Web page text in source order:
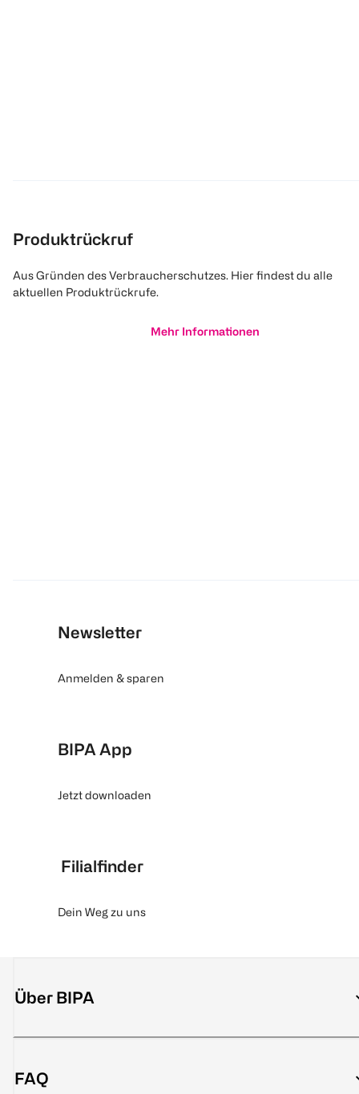
Produktrückruf
Aus Gründen des Verbraucherschutzes. Hier findest du alle
aktuellen Produktrückrufe.
Mehr Informationen
Newsletter
Anmelden & sparen
BIPA App
Jetzt downloaden
Filialfinder
Dein Weg zu uns
Über BIPA
FAQ